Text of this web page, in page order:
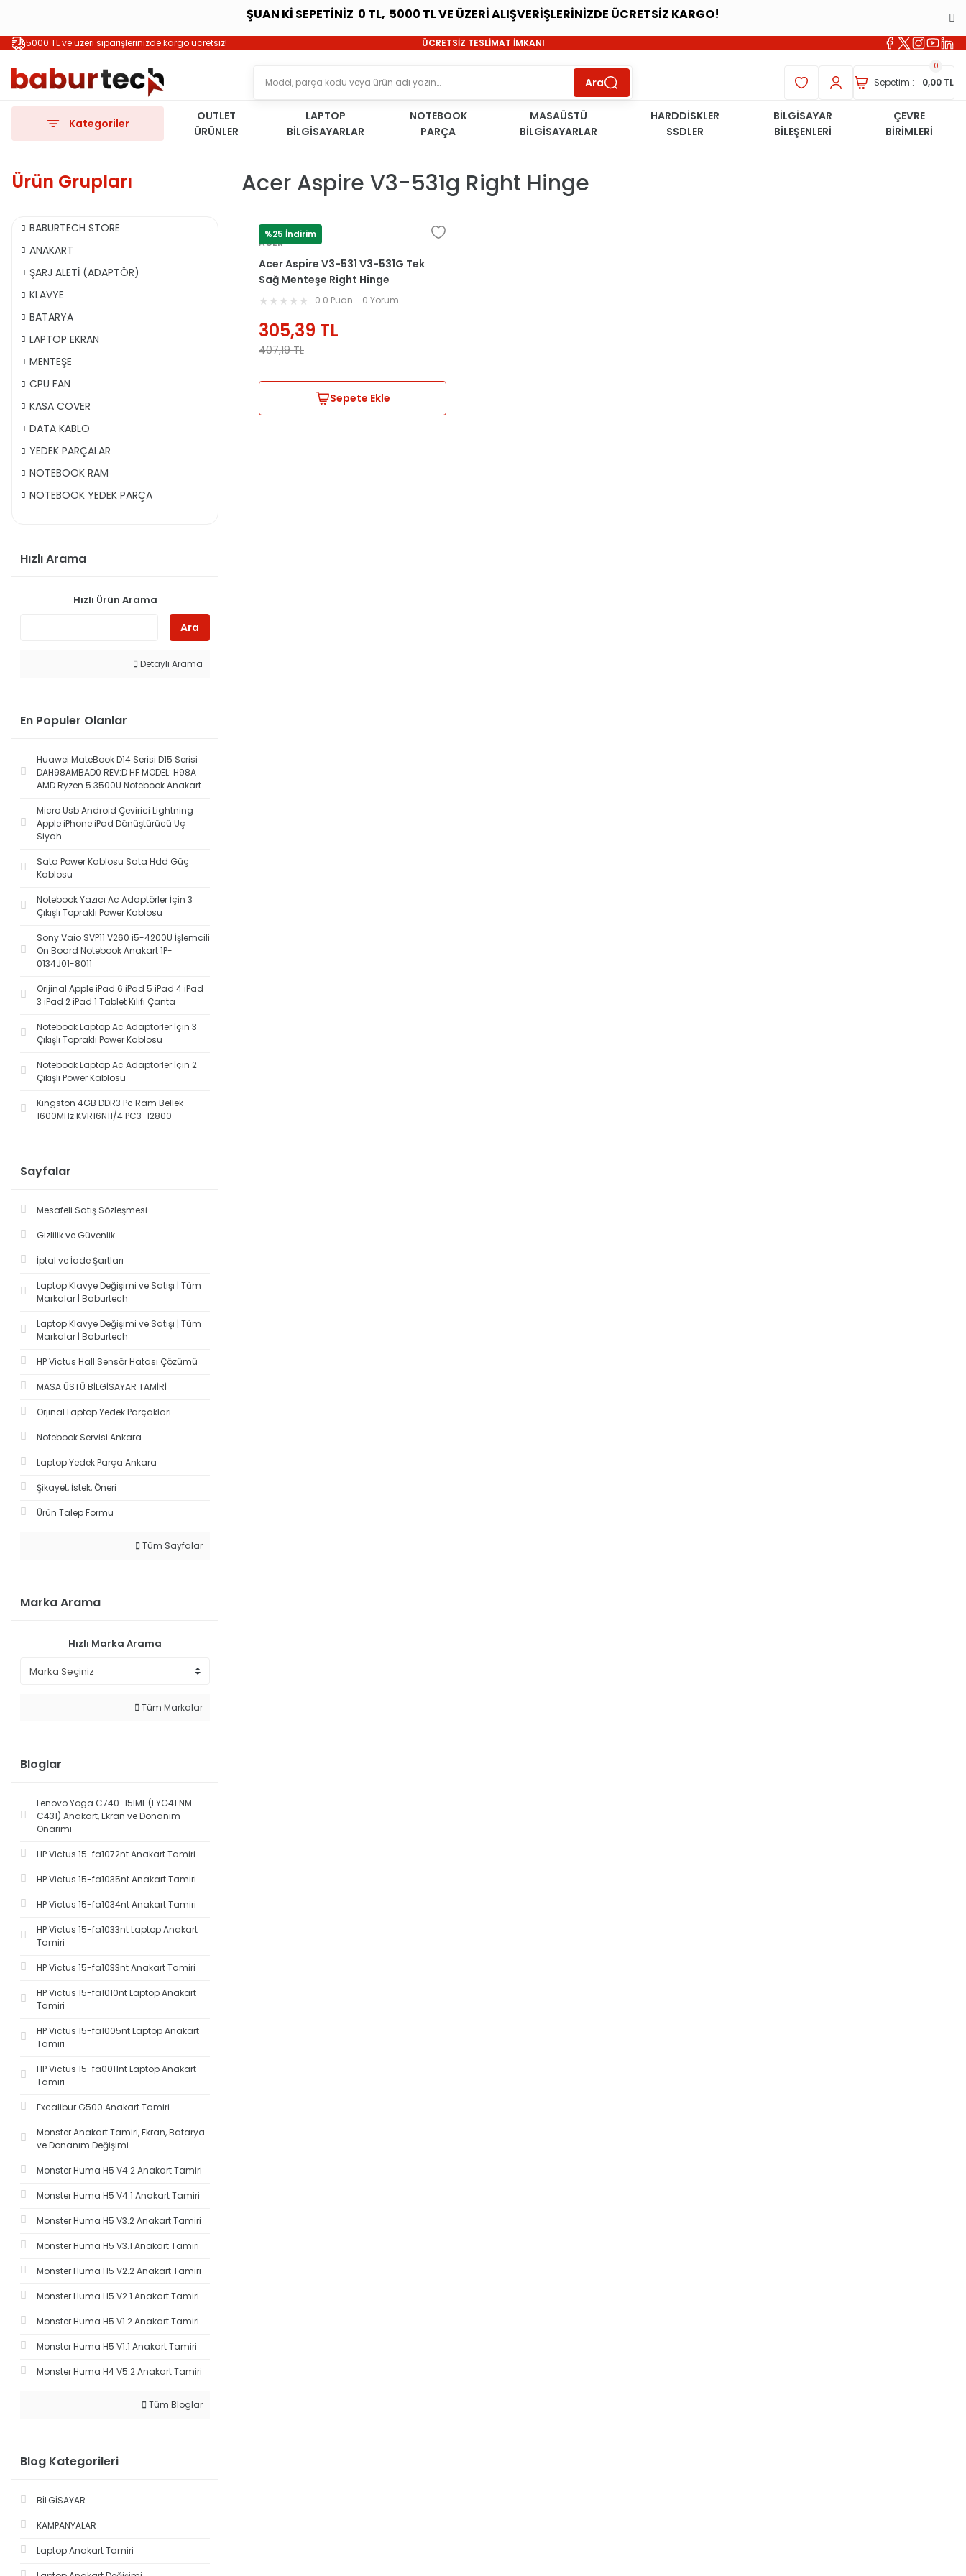
ŞUAN Kİ SEPETİNİZ 0 TL, 5000 TL VE ÜZERİ ALIŞVERİŞLERİNİZDE ÜCRETSİZ KARGO!
5000 TL ve üzeri siparişlerinizde kargo ücretsiz!
ÜCRETSİZ TESLİMAT İMKANI
ÜCRETSİZ TESLİMAT İMKANI
KOŞULSUZ İADE HAKKI
SÜRDÜRÜLEBİLİR ÜRÜNLER
Ara Sepetim : 0,00 TL
0
Kategoriler
OUTLET
ÜRÜNLER
LAPTOP
BİLGİSAYARLAR
NOTEBOOK
PARÇA
MASAÜSTÜ
BİLGİSAYARLAR
HARDDİSKLER
SSDLER
BİLGİSAYAR
BİLEŞENLERİ
ÇEVRE
BİRİMLERİ
Ürün Grupları
BABURTECH STORE
ANAKART
ŞARJ ALETİ (ADAPTÖR)
KLAVYE
BATARYA
LAPTOP EKRAN
MENTEŞE
CPU FAN
KASA COVER
DATA KABLO
YEDEK PARÇALAR
NOTEBOOK RAM
NOTEBOOK YEDEK PARÇA
Hızlı Arama
Hızlı Ürün Arama
Ara
Detaylı Arama
En Populer Olanlar
Huawei MateBook D14 Serisi D15 Serisi
DAH98AMBAD0 REV:D HF MODEL: H98A
AMD Ryzen 5 3500U Notebook Anakart
Micro Usb Android Çevirici Lightning
Apple iPhone iPad Dönüştürücü Uç
Siyah
Sata Power Kablosu Sata Hdd Güç
Kablosu
Notebook Yazıcı Ac Adaptörler İçin 3
Çıkışlı Topraklı Power Kablosu
Sony Vaio SVP11 V260 i5-4200U İşlemcili
On Board Notebook Anakart 1P-
0134J01-8011
Orijinal Apple iPad 6 iPad 5 iPad 4 iPad
3 iPad 2 iPad 1 Tablet Kılıfı Çanta
Notebook Laptop Ac Adaptörler İçin 3
Çıkışlı Topraklı Power Kablosu
Notebook Laptop Ac Adaptörler İçin 2
Çıkışlı Power Kablosu
Kingston 4GB DDR3 Pc Ram Bellek
1600MHz KVR16N11/4 PC3-12800
Sayfalar
Mesafeli Satış Sözleşmesi
Gizlilik ve Güvenlik
İptal ve İade Şartları
Laptop Klavye Değişimi ve Satışı | Tüm
Markalar | Baburtech
Laptop Klavye Değişimi ve Satışı | Tüm
Markalar | Baburtech
HP Victus Hall Sensör Hatası Çözümü
MASA ÜSTÜ BİLGİSAYAR TAMİRİ
Orjinal Laptop Yedek Parçakları
Notebook Servisi Ankara
Laptop Yedek Parça Ankara
Şikayet, İstek, Öneri
Ürün Talep Formu
Tüm Sayfalar
Marka Arama
Hızlı Marka Arama
Tüm Markalar
Bloglar
Lenovo Yoga C740-15IML (FYG41 NM-
C431) Anakart, Ekran ve Donanım
Onarımı
HP Victus 15-fa1072nt Anakart Tamiri
HP Victus 15-fa1035nt Anakart Tamiri
HP Victus 15-fa1034nt Anakart Tamiri
HP Victus 15-fa1033nt Laptop Anakart
Tamiri
HP Victus 15-fa1033nt Anakart Tamiri
HP Victus 15-fa1010nt Laptop Anakart
Tamiri
HP Victus 15-fa1005nt Laptop Anakart
Tamiri
HP Victus 15-fa0011nt Laptop Anakart
Tamiri
Excalibur G500 Anakart Tamiri
Monster Anakart Tamiri, Ekran, Batarya
ve Donanım Değişimi
Monster Huma H5 V4.2 Anakart Tamiri
Monster Huma H5 V4.1 Anakart Tamiri
Monster Huma H5 V3.2 Anakart Tamiri
Monster Huma H5 V3.1 Anakart Tamiri
Monster Huma H5 V2.2 Anakart Tamiri
Monster Huma H5 V2.1 Anakart Tamiri
Monster Huma H5 V1.2 Anakart Tamiri
Monster Huma H5 V1.1 Anakart Tamiri
Monster Huma H4 V5.2 Anakart Tamiri
Tüm Bloglar
Blog Kategorileri
BİLGİSAYAR
KAMPANYALAR
Laptop Anakart Tamiri
Acer Aspire V3-531g Right Hinge
%25 İndirim
ACER
Acer Aspire V3-531 V3-531G Tek
Sağ Menteşe Right Hinge
AM0N70004000.0 Puan - 0 Yorum
305,39 TL
407,19TL
Sepete Ekle